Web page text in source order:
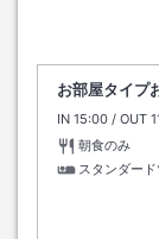
お部屋タイプ
IN チェックイン
15:00 / OUT
朝食のみ
スタンダー